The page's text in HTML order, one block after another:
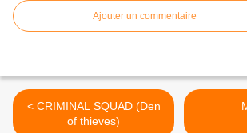
Ajouter un commentaire
< CRIMINAL SQUAD (Den
of thieves)